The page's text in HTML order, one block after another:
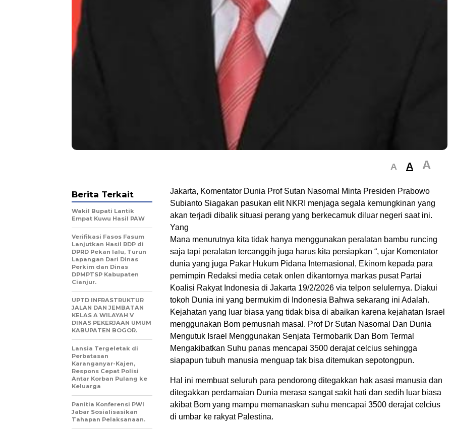
A A A
Jakarta, Komentator Dunia Prof Sutan Nasomal Minta Presiden Prabowo
Subianto Siagakan pasukan elit NKRI menjaga segala kemungkinan yang
akan terjadi dibalik situasi perang yang berkecamuk diluar negeri saat ini.
Yang
Mana menurutnya kita tidak hanya menggunakan peralatan bambu runcing
saja tapi peralatan tercanggih juga harus kita persiapkan “, ujar Komentator
dunia yang juga Pakar Hukum Pidana Internasional, Ekinom kepada para
pemimpin Redaksi media cetak onlen dikantornya markas pusat Partai
Koalisi Rakyat Indonesia di Jakarta 19/2/2026 via telpon selulernya. Diakui
tokoh Dunia ini yang bermukim di Indonesia Bahwa sekarang ini Adalah.
Kejahatan yang luar biasa yang tidak bisa di abaikan karena kejahatan Israel
menggunakan Bom pemusnah masal. Prof Dr Sutan Nasomal Dan Dunia
Mengutuk Israel Menggunakan Senjata Termobarik Dan Bom Termal
Mengakibatkan Suhu panas mencapai 3500 derajat celcius sehingga
siapapun tubuh manusia menguap tak bisa ditemukan sepotongpun.
Hal ini membuat seluruh para pendorong ditegakkan hak asasi manusia dan
ditegakkan perdamaian Dunia merasa sangat sakit hati dan sedih luar biasa
akibat Bom yang mampu memanaskan suhu mencapai 3500 derajat celcius
di umbar ke rakyat Palestina.
Berita Terkait
Wakil Bupati Lantik
Empat Kuwu Hasil PAW
Verifikasi Fasos Fasum
Lanjutkan Hasil RDP di
DPRD Pekan lalu, Turun
Lapangan Dari Dinas
Perkim dan Dinas
DPMPTSP Kabupaten
Cianjur.
UPTD INFRASTRUKTUR
JALAN DAN JEMBATAN
KELAS A WILAYAH V
DINAS PEKERJAAN UMUM
KABUPATEN BOGOR.
Lansia Tergeletak di
Perbatasan
Karanganyar-Kajen,
Respons Cepat Polisi
Antar Korban Pulang ke
Keluarga
Panitia Konferensi PWI
Jabar Sosialisasikan
Tahapan Pelaksanaan.